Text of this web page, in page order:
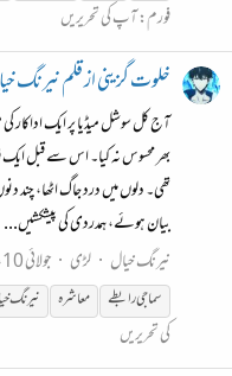
فورم:آپ کی تحریریں
خلوت گزینی از قلم نیرنگ
آج کل سوشل میڈیا پر ایک اداکار
بھر محسوس نہ کیا۔ اس سے قبل ایک
تھی۔ دلوں میں درد جاگ اٹھا، چند
بیان ہوئے، ہمدردی کی پیشکشیں...
نیرنگ خیال
لڑی جولائی 10، 2025
سماجی رابطے
معاشرہ نیرنگ
کی تحریریں